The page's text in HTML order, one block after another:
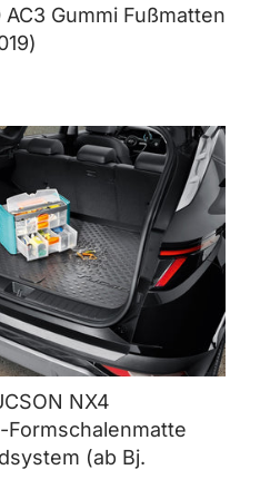
AC3 Gummi Fußmatten
NX4
Formschalenmatte
(ab Bj.